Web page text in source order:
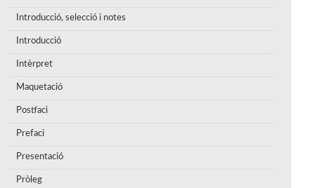
Introducció, selecció i notes
Introducció
Intèrpret
Maquetació
Postfaci
Prefaci
Presentació
Pròleg